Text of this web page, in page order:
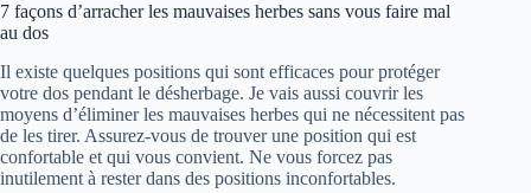
7 façons d’arracher les mauvaises herbes sans vous faire mal
au dos
Il existe quelques positions qui sont efficaces pour protéger
votre dos pendant le désherbage. Je vais aussi couvrir les
moyens d’éliminer les mauvaises herbes qui ne nécessitent pas
de les tirer. Assurez-vous de trouver une position qui est
confortable et qui vous convient. Ne vous forcez pas
inutilement à rester dans des positions inconfortables.